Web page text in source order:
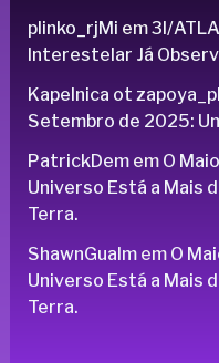
plinko_rjMi em3I/
Interestelar Já
Kapelnica ot
Setembro de 2025:
PatrickDemem O
Universo Está a Mais
Terra.
ShawnGualmem O
Universo Está a Mais
Terra.